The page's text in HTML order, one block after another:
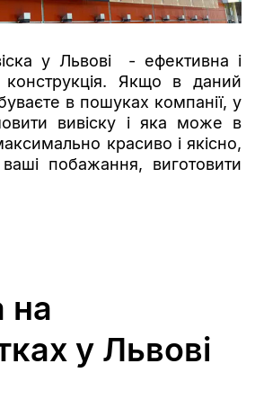
у Львові - ефективна і
конструкція. Якщо в даний
в пошуках компанії, у
вивіску і яка може в
красиво і якісно,
побажання, виготовити
на
у Львові